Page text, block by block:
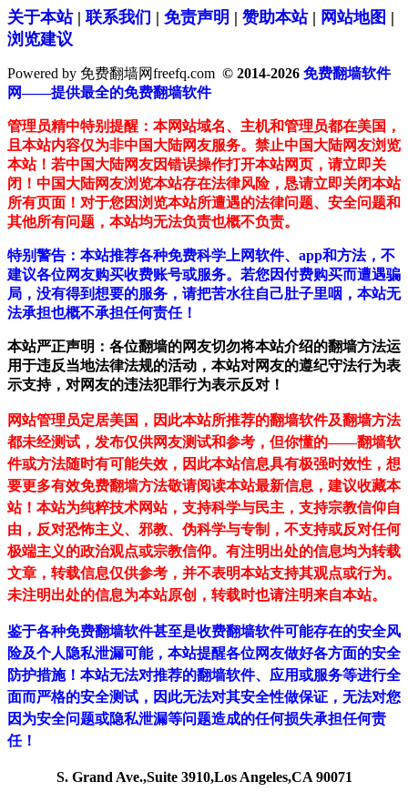
关于本站| 联系我们 | 免责声明 | 赞助本站| 网站地图 |
浏览建议
Powered by 免费翻墙网freefq.com © 2014-2026 免费翻墙软件
网——提供最全的免费翻墙软件
管理员精中特别提醒：本网站域名、主机和管理员都在美国，
且本站内容仅为非中国大陆网友服务。禁止中国大陆网友浏览
本站！若中国大陆网友因错误操作打开本站网页，请立即关
闭！中国大陆网友浏览本站存在法律风险，恳请立即关闭本站
所有页面！对于您因浏览本站所遭遇的法律问题、安全问题和
其他所有问题，本站均无法负责也概不负责。
特别警告：本站推荐各种免费科学上网软件、app和方法，不
建议各位网友购买收费账号或服务。若您因付费购买而遭遇骗
局，没有得到想要的服务，请把苦水往自己肚子里咽，本站无
法承担也概不承担任何责任！
本站严正声明：各位翻墙的网友切勿将本站介绍的翻墙方法运
用于违反当地法律法规的活动，本站对网友的遵纪守法行为表
示支持，对网友的违法犯罪行为表示反对！
网站管理员定居美国，因此本站所推荐的翻墙软件及翻墙方法
都未经测试，发布仅供网友测试和参考，但你懂的——翻墙软
件或方法随时有可能失效，因此本站信息具有极强时效性，想
要更多有效免费翻墙方法敬请阅读本站最新信息，建议收藏本
站！ 本站为纯粹技术网站，支持科学与民主，支持宗教信仰自
由，反对恐怖主义、邪教、伪科学与专制，不支持或反对任何
极端主义的政治观点或宗教信仰。有注明出处的信息均为转载
文章，转载信息仅供参考，并不表明本站支持其观点或行为。
未注明出处的信息为本站原创，转载时也请注明来自本站。
鉴于各种免费翻墙软件甚至是收费翻墙软件可能存在的安全风
险及个人隐私泄漏可能，本站提醒各位网友做好各方面的安全
防护措施！本站无法对推荐的翻墙软件、应用或服务等进行全
面而严格的安全测试，因此无法对其安全性做保证，无法对您
因为安全问题或隐私泄漏等问题造成的任何损失承担任何责
任！
S. Grand Ave.,Suite 3910,Los Angeles,CA 90071